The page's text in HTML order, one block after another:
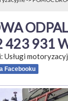
423 931
Usługi
Facebooku